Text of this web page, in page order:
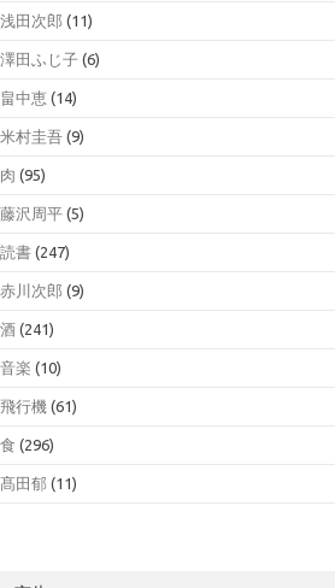
浅田次郎 (11)
澤田ふじ子 (6)
畠中恵 (14)
米村圭吾 (9)
肉 (95)
藤沢周平 (5)
読書 (247)
赤川次郎 (9)
酒 (241)
音楽 (10)
飛行機 (61)
食 (296)
髙田郁 (11)